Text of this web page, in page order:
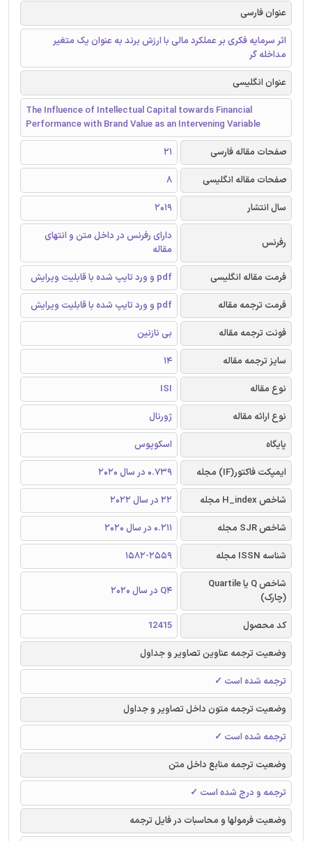
عنوان فارسی
اثر سرمایه فکری بر عملکرد مالی با ارزش برند به عنوان یک متغیر
مداخله گر
عنوان انگلیسی
The Influence of Intellectual Capital towards Financial
Performance with Brand Value as an Intervening Variable
صفحات مقاله فارسی
21
صفحات مقاله انگلیسی
8
سال انتشار
2019
رفرنس
دارای رفرنس در داخل متن و انتهای
مقاله
فرمت مقاله انگلیسی
pdf و ورد تایپ شده با قابلیت ویرایش
فرمت ترجمه مقاله
pdf و ورد تایپ شده با قابلیت ویرایش
فونت ترجمه مقاله
بی نازنین
سایز ترجمه مقاله
14
نوع مقاله
ISI
نوع ارائه مقاله
ژورنال
پایگاه
اسکوپوس
ایمپکت فاکتور(IF) مجله
0.739 در سال 2020
شاخص H_index مجله
22 در سال 2022
شاخص SJR مجله
0.211 در سال 2020
شناسه ISSN مجله
1582-2559
شاخص Q یا Quartile
(چارک)
Q4 در سال 2020
کد محصول
12415
وضعیت ترجمه عناوین تصاویر و جداول
ترجمه شده است ✓
وضعیت ترجمه متون داخل تصاویر و جداول
ترجمه شده است ✓
وضعیت ترجمه منابع داخل متن
ترجمه و درج شده است ✓
وضعیت فرمولها و محاسبات در فایل ترجمه